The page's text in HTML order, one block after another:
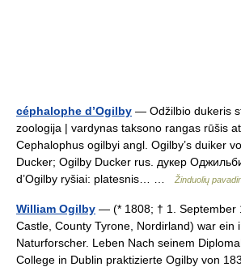
céphalophe d’Ogilby — Odžilbio dukeris
zoologija | vardynas taksono rangas rūšis
Cephalophus ogilbyi angl. Ogilby’s duiker
Ducker; Ogilby Ducker rus. дукер
d’Ogilby ryšiai: platesnis… …
Žinduolių
William Ogilby — (* 1808; † 1. September
Castle, County Tyrone, Nordirland) war ein
Naturforscher. Leben Nach seinem
College in Dublin praktizierte Ogilby von